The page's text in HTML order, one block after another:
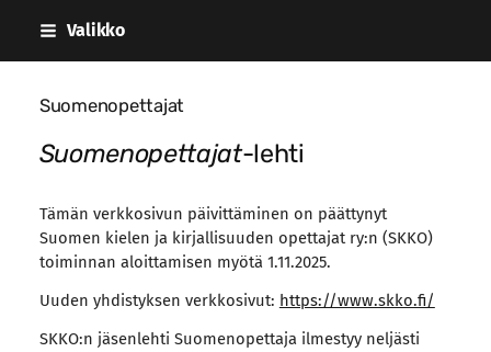
Siirry
Valikko
Suomenopettajat
Suomenopettajat-lehti
Tämän verkkosivun päivittäminen on päättynyt
Suomen kielen ja kirjallisuuden opettajat ry:n (SKKO)
toiminnan aloittamisen myötä 1.11.2025.
Uuden yhdistyksen verkkosivut: https://www.skko.fi/
SKKO:n jäsenlehti Suomenopettaja ilmestyy neljästi